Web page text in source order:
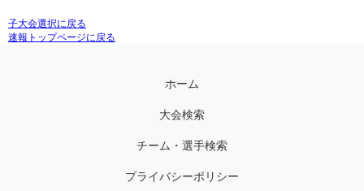
子大会選択に戻る
速報トップページに戻る
ホーム
大会検索
チーム・選手検索
プライバシーポリシー